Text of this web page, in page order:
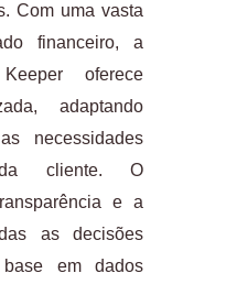
Com uma vasta
financeiro, a
oferece
adaptando
necessidades
cliente. O
e a
as decisões
em dados